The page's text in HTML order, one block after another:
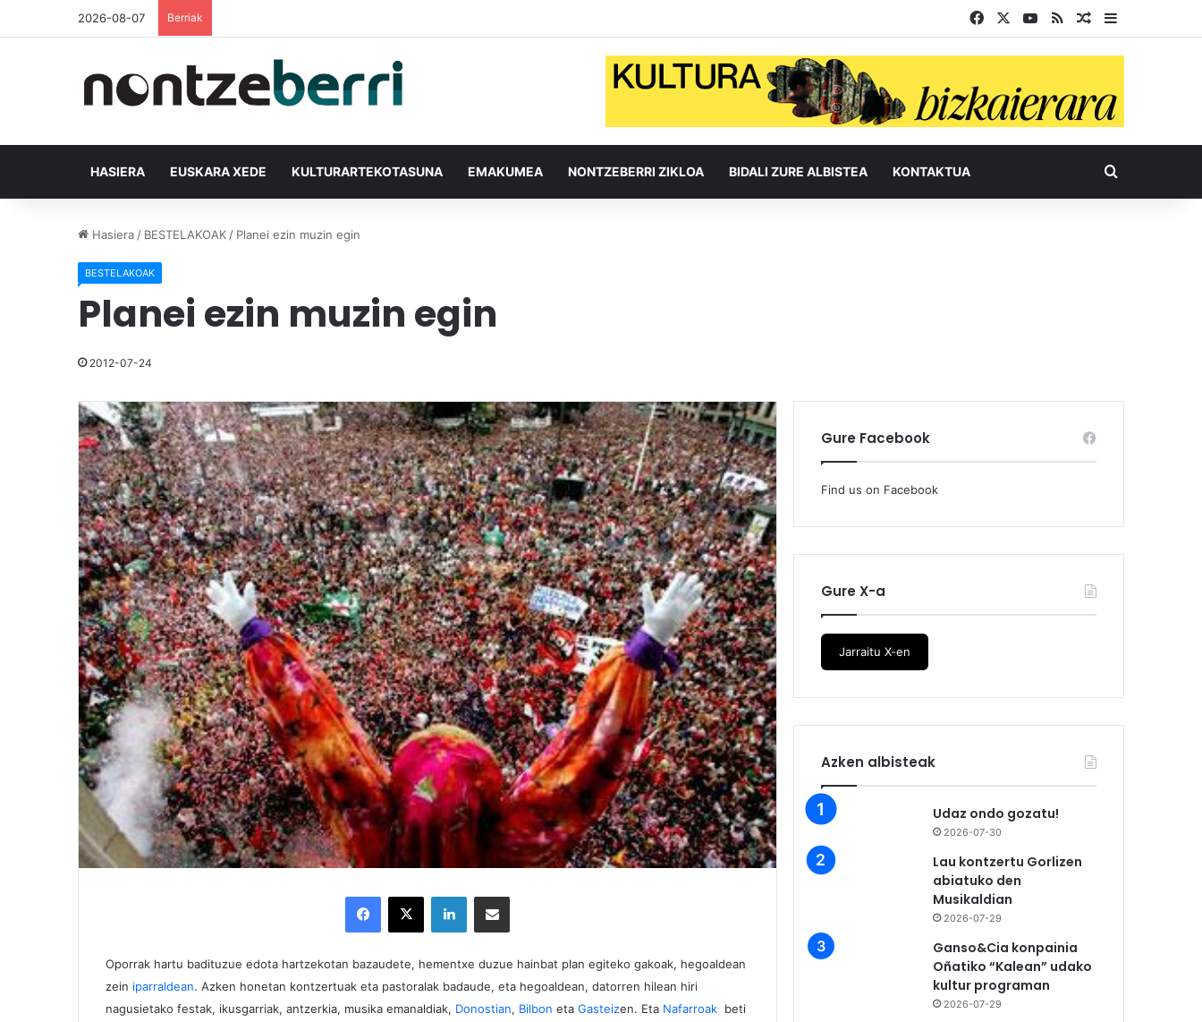
2026-08-07 Berriak Facebook YouTube
RSS Ausazko
HASIERA EUSKARA XEDE KULTURARTEKOTASUNA EMAKUMEA NONTZEBERRI ZIKLOA BIDALI ZURE ALBISTEA KONTAKTUA Bilatu
Hasiera / BESTELAKOAK / Planei ezin muzin egin
BESTELAKOAK
Planei ezin muzin egin
2012-07-24
Oporrak hartu badituzue edota hartzekotan bazaudete, hementxe duzue hainbat plan egiteko gakoak, hegoaldean
zein iparraldean. Azken honetan kontzertuak eta pastoralak badaude, eta hegoaldean, datorren hilean hiri
nagusietako festak, ikusgarriak, antzerkia, musika emanaldiak, Donostian, Bilbon eta Gasteizen. Eta Nafarroak beti
Gure Facebook
Find us on Facebook
Gure X-a
Jarraitu X-en
Azken albisteak
Udaz ondo gozatu!
2026-07-30
Lau kontzertu Gorlizen
abiatuko den
Musikaldian
2026-07-29
Ganso&Cia konpainia
Oñatiko “Kalean” udako
kultur programan
2026-07-29